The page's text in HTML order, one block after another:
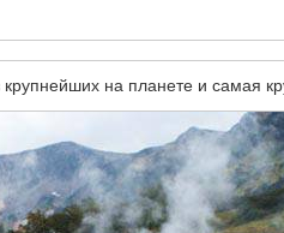
на планете и самая